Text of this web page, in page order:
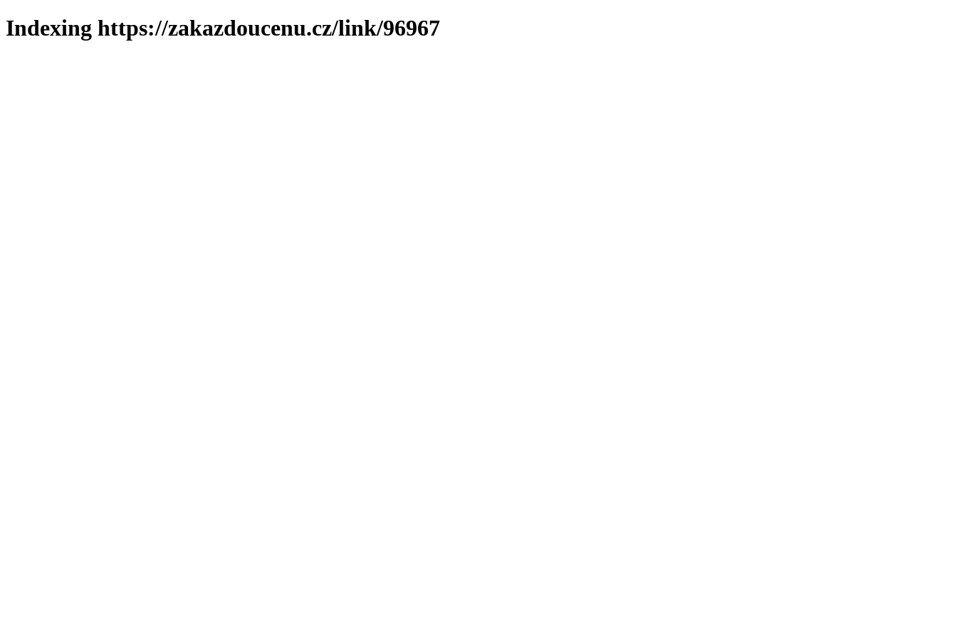
Indexing https://zakazdoucenu.cz/link/96967